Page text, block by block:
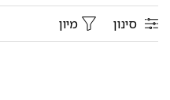
סינון מיון